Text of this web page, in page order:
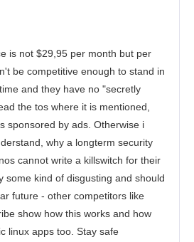
is not $29,95 per month but per
be competitive enough to stand in
and they have no "secretly
the tos where it is mentioned,
sponsored by ads. Otherwise i
why a longterm security
cannot write a killswitch for their
some kind of disgusting and should
future - other competitors like
show how this works and how
linux apps too. Stay safe